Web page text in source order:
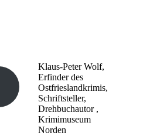
Klaus-Peter Wolf,
Erfinder des
Ostfrieslandkrimis,
Schriftsteller,
Drehbuchautor ,
Krimimuseum
Norden